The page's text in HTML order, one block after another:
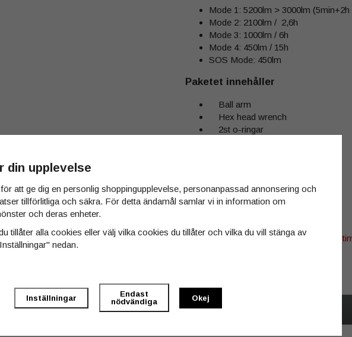
Mode 1: 5200lm > 3000lm (5min+2h
Mode 2: 2100lm / 2,6h
Mode 3: 1000lm / 6h
Mode 4: 450lm / 15h
SOS Mode: 450lm
Paketet innehåller
Ball arm
Hex head wrench
2st o-ringar
Hölster
Tyvärr ingår inte denna produkt i vårt
Sitemap »
din upplevelse
att ge dig en personlig shoppingupplevelse, personanpassad annonsering och
tillförlitliga och säkra. För detta ändamål samlar vi in information om
och deras enheter.
tillåter alla cookies eller välj vilka cookies du tillåter och vilka du vill stänga av
nedan.
Inställningar
Endast
nödvändiga
Okej